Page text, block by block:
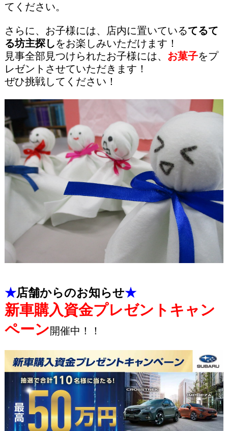
てください。
さらに、お子様には、店内に置いているてるて
る坊主探しをお楽しみいただけます！
見事全部見つけられたお子様には、 お菓子をプ
レゼントさせていただきます！
ぜひ挑戦してください！
★店舗からのお知らせ★
新車購入資金プレゼントキャン
ペーン開催中！！